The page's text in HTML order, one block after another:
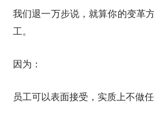
我们退一万步说，就算你的变革
工。
因为：
员工可以表面接受，实质上不做